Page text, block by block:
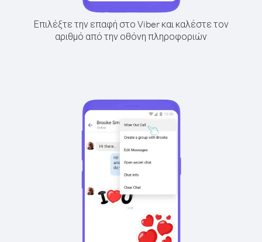
Επιλέξτε την επαφή στο Viber και καλέστε τον
αριθμό από την οθόνη πληροφοριών